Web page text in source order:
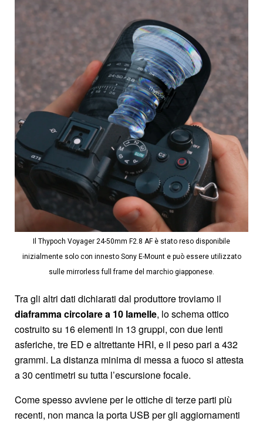
Il Thypoch Voyager 24-50mm F2.8 AF è stato reso disponibile
inizialmente solo con innesto Sony E-Mount e può essere utilizzato
sulle mirrorless full frame del marchio giapponese.
Tra gli altri dati dichiarati dal produttore troviamo il
diaframma circolare a 10 lamelle, lo schema ottico
costruito su 16 elementi in 13 gruppi, con due lenti
asferiche, tre ED e altrettante HRI, e il peso pari a 432
grammi. La distanza minima di messa a fuoco si attesta
a 30 centimetri su tutta l’escursione focale.
Come spesso avviene per le ottiche di terze parti più
recenti, non manca la porta USB per gli aggiornamenti